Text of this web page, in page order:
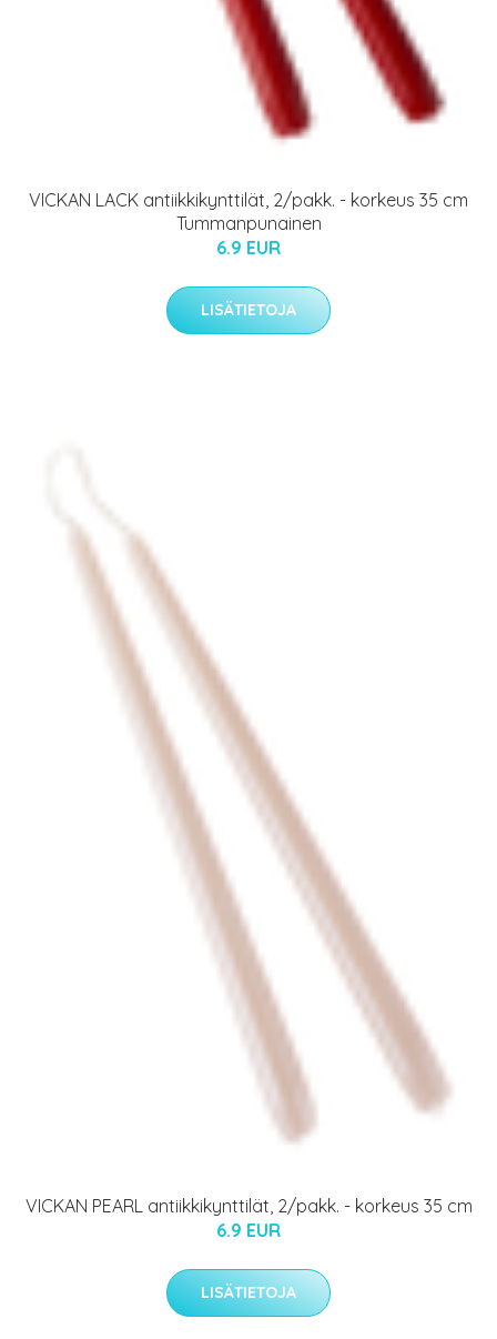
VICKAN LACK antiikkikynttilät, 2/pakk. - korkeus 35 cm
Tummanpunainen
6.9 EUR
LISÄTIETOJA
VICKAN PEARL antiikkikynttilät, 2/pakk. - korkeus 35 cm
6.9 EUR
LISÄTIETOJA